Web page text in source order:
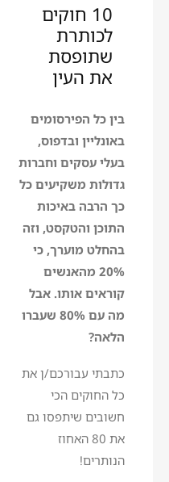
10 חוקים
לכותרת
שתופסת
את העין
בין כל הפירסומים
באונליין ובדפוס,
בעלי עסקים וחברות
גדולות משקיעים כל
כך הרבה באיכות
התוכן והטקסט, וזה
בהחלט מוערך, כי
20% מהאנשים
קוראים אותו. אבל
מה עם 80% שעברו
הלאה?
כתבתי עבורכם/ן את
כל החוקים הכי
חשובים שיתפסו גם
את 80 האחוז
הנותרים!